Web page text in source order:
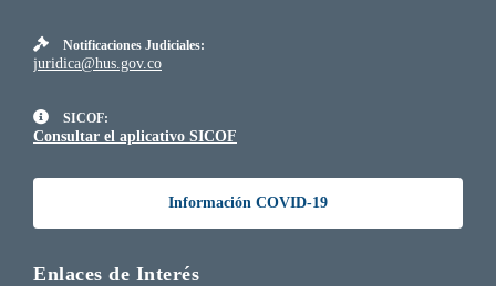
Notificaciones Judiciales:
juridica@hus.gov.co
SICOF:
Consultar el aplicativo SICOF
Información COVID-19
Enlaces de Interés